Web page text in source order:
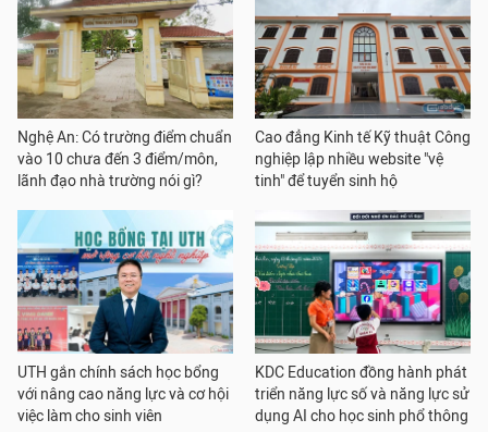
Nghệ An: Có trường điểm chuẩn
vào 10 chưa đến 3 điểm/môn,
lãnh đạo nhà trường nói gì?
Cao đẳng Kinh tế Kỹ thuật Công
nghiệp lập nhiều website "vệ
tinh" để tuyển sinh hộ
UTH gắn chính sách học bổng
với nâng cao năng lực và cơ hội
việc làm cho sinh viên
KDC Education đồng hành phát
triển năng lực số và năng lực sử
dụng AI cho học sinh phổ thông